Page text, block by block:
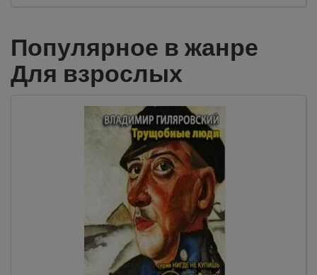
Популярное в жанре
Для взрослых